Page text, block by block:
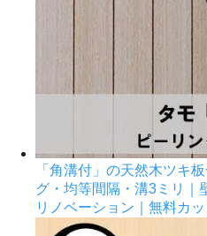
「角溝付」の天然木ツキ
グ・均等間隔・溝3ミリ｜
リノベーション｜無料カッ